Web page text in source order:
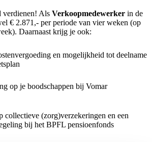
verdienen! Als Verkoopmedewerker in de
€ 2.871,- per periode van vier weken (op
Daarnaast krijg je ook:
en mogelijkheid tot deelname
op je boodschappen bij Vomar
collectieve (zorg)verzekeringen en een
bij het BPFL pensioenfonds